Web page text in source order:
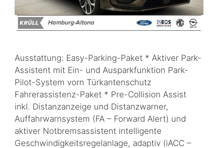
Ausstattung: Easy-Parking-Paket * Aktiver Park-
Assistent mit Ein- und Ausparkfunktion Park-
Pilot-System vorn Türkantenschutz
Fahrerassistenz-Paket * Pre-Collision Assist
inkl. Distanzanzeige und Distanzwarner,
Auffahrwarnsystem (FA – Forward Alert) und
aktiver Notbremsassistent intelligente
Geschwindigkeitsregelanlage, adaptiv (iACC –